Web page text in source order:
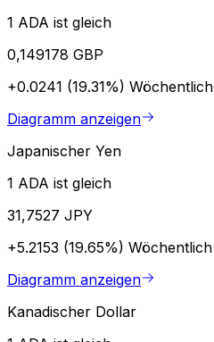
1 ADA ist gleich
0,149178 GBP
+0.0241 (19.31%) Wöchentlich
Diagramm anzeigen
Japanischer Yen
1 ADA ist gleich
31,7527 JPY
+5.2153 (19.65%) Wöchentlich
Diagramm anzeigen
Kanadischer Dollar